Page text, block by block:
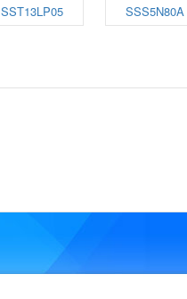
SST13LP05 SSS5N80A